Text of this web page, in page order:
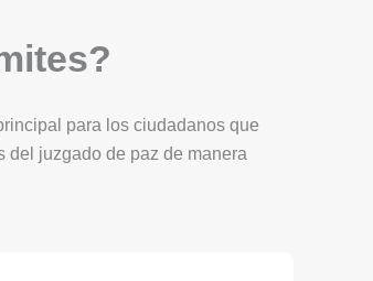
para los ciudadanos que
del juzgado de paz de manera